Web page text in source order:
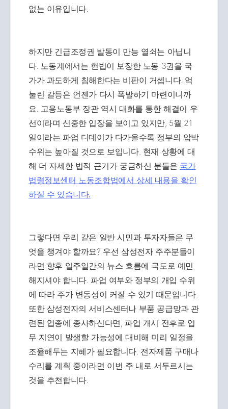
없는 이유입니다.
하지만 긴급조정권 발동이 만능 열쇠는 아닙니
다. 노동계에서는 헌법이 보장한 노동 3권을 국
가가 과도하게 침해한다는 비판이 거셉니다. 억
눌린 갈등은 언젠가 다시 폭발하기 마련이니까
요. 고용노동부 장관 역시 대화를 통한 해결이 우
선이라며 신중한 입장을 보이고 있지만, 5월 21
일이라는 파업 디데이가 다가올수록 정부의 압박
수위는 높아질 것으로 보입니다. 현재 상황에 대
해 더 자세한 법적 근거가 궁금하신 분들은 국가
법령정보센터 노동조합법에서 상세 내용을 확인
하실 수 있습니다.
그렇다면 우리 같은 일반 시민과 투자자들은 무
엇을 챙겨야 할까요? 우선 삼성전자 주주분들이
라면 향후 일주일간의 뉴스 흐름에 극도로 예민
해지셔야 합니다. 파업 여부와 정부의 개입 수위
에 따라 주가 변동성이 커질 수 있기 때문입니다.
또한 삼성전자의 서비스센터나 부품 공급망과 관
련된 업종에 종사하신다면, 파업 개시 전후로 업
무 지연이 발생할 가능성에 대비해 미리 일정을
조율해두는 지혜가 필요합니다. 전자제품 구매나
수리를 계획 중이라면 이번 주 내로 서두르시는
것을 추천합니다.